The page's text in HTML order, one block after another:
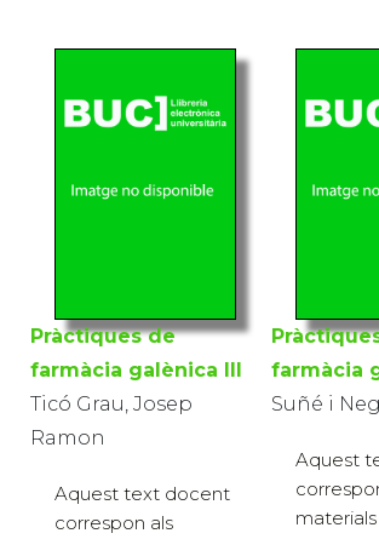
Pràctiques de
farmàcia galènica III
Ticó Grau, Josep
Ramon
Aquest text docent
correspon als
farmàcia
Suñé i
Aquest